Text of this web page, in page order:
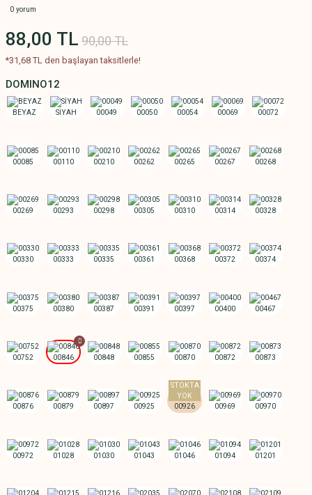
0 yorum
88,00 TL 90,00 TL
*31,68 TL den başlayan taksitlerle!
DOMINO12